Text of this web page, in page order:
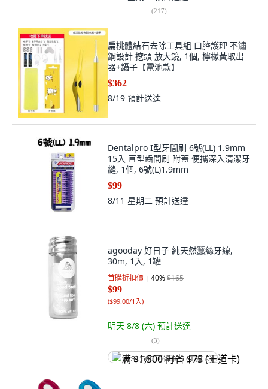
(217)
扁桃體結石去除工具組 口腔護理 不鏽
鋼設計 挖頭 放大鏡, 1個, 檸檬黃取出
器+鑷子【電池款】
$362
8/19 預計送達
Dentalpro I型牙間刷 6號(LL) 1.9mm
15入 直型齒間刷 附蓋 便攜深入清潔牙
縫, 1個, 6號(L)1.9mm
$99
8/11 星期二 預計送達
agooday 好日子 純天然蠶絲牙線,
30m, 1入, 1罐
首購折扣價 40%$165
$99
($99.00/1入)
明天 8/8 (六) 預計送達
(3)
满 $1,500 再省 $75 (王道卡)